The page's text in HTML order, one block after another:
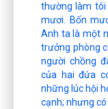
thường làm tôi
mươi. Bốn
Anh ta là một
trưởng phòng
người chồng
của hai đứa
những lúc hội
cạnh; nhưng